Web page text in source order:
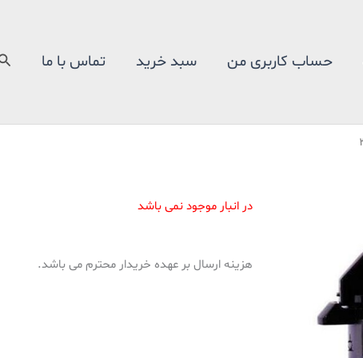
حساب کاربری من سبد خرید تماس با ما
در انبار موجود نمی باشد
هزینه ارسال بر عهده خریدار محترم می باشد.